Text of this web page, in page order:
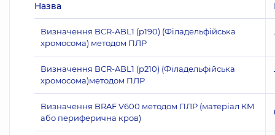
Назва
Визначення BCR-ABL1 (p190) (Філадельфійська
хромосома) методом ПЛР
Визначення BCR-ABL1 (p210) (Філадельфійська
хромосома)методом ПЛР
Визначення BRAF V600 методом ПЛР (матеріал КМ
або периферична кров)